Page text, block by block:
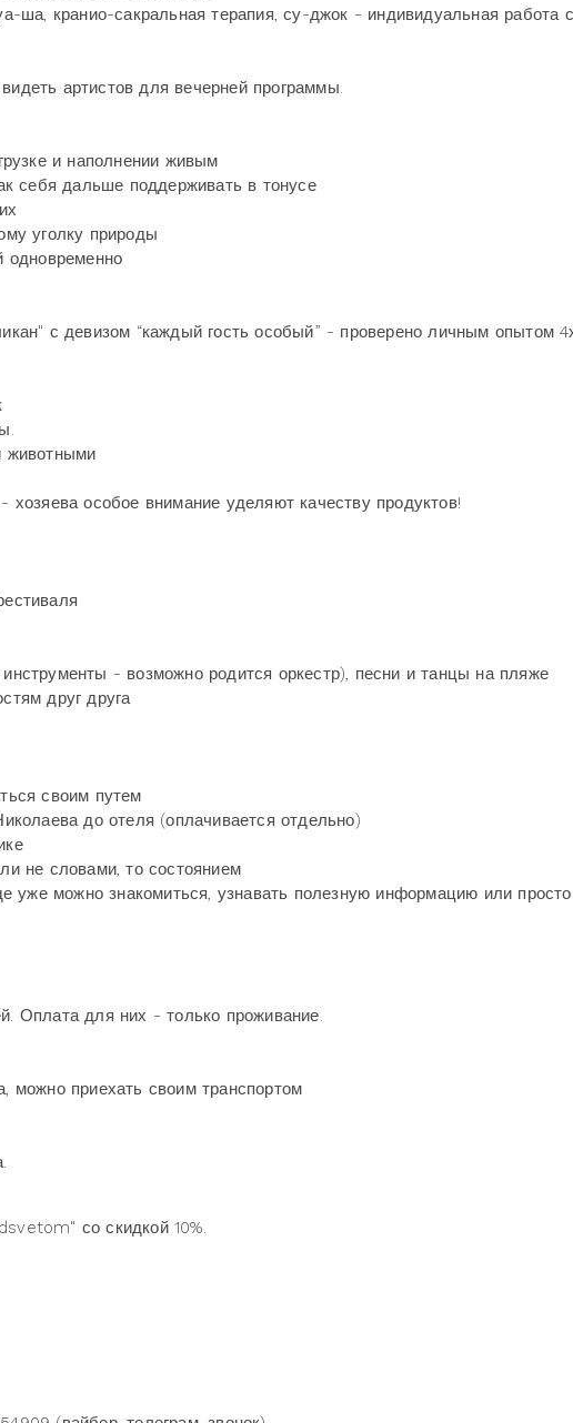
ша, кранио-сакральная терапия, су-джок - индивидуальная работа с
артистов для вечерней программы.
и наполнении живым
себя дальше поддерживать в тонусе
уголку природы
одновременно
с девизом “каждый гость особый” - проверено личным опытом
животными
особое внимание уделяют качеству продуктов!
- возможно родится оркестр), песни и танцы на пляже
друг друга
своим путем
до отеля (оплачивается отдельно)
не словами, то состоянием
уже можно знакомиться, узнавать полезную информацию или просто
Оплата для них - только проживание.
можно приехать своим транспортом
со скидкой 10%.